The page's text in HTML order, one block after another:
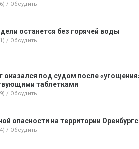
/ Обсудить
останется без горячей воды
/ Обсудить
оказался под судом после
таблетками
/ Обсудить
опасности на территории
/ Обсудить